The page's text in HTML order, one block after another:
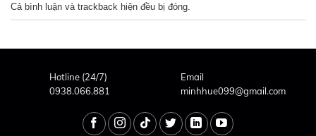
Cả bình luận và trackback hiện đều bị đóng.
Hotline (24/7)
0938.066.881
Email
minhhue099@gmail.com